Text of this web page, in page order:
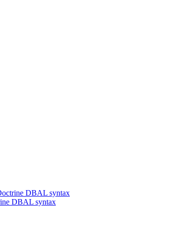
DBAL syntax
DBAL syntax